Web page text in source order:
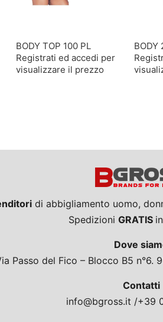
BODY TOP 100 PL
Registrati ed accedi per
visualizzare il prezzo
BODY
di abbigliamento uomo,
Spedizioni GRATIS
Dove
Passo del Fico – Blocco B5 n°6.
Contatti
info@bgross.it /+39